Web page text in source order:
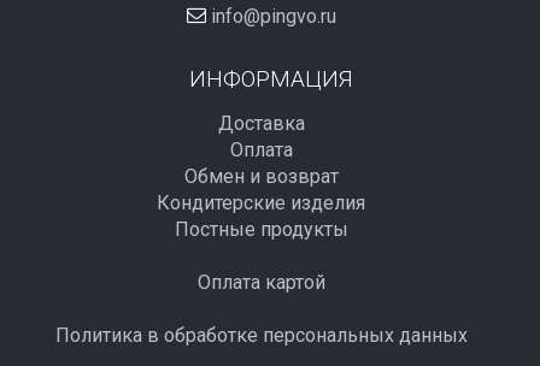
info@pingvo.ru
ИНФОРМАЦИЯ
Доставка
Оплата
Обмен и возврат
Кондитерские изделия
Постные продукты
Оплата картой
Политика в обработке персональных данных